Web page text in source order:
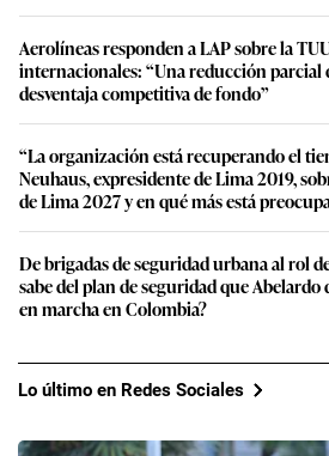
Aerolíneas responden a LAP sobre la
internacionales: “Una reducción parcial
desventaja competitiva de fondo”
“La organización está recuperando el
Neuhaus, expresidente de Lima 2019,
de Lima 2027 y en qué más está
De brigadas de seguridad urbana al rol
sabe del plan de seguridad que
en marcha en Colombia?
Lo último en Redes Sociales